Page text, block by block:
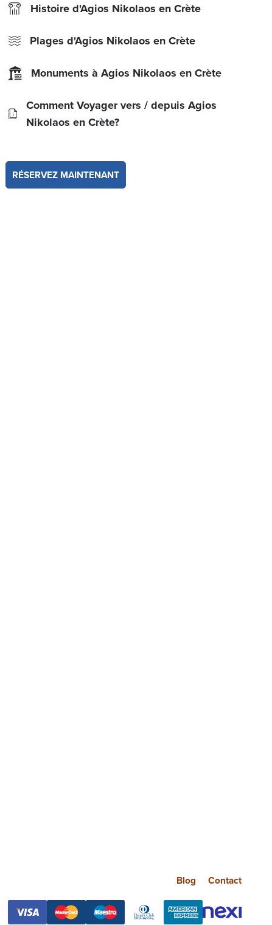
Histoire d'Agios Nikolaos en Crète
Plages d'Agios Nikolaos en Crète
Monuments à Agios Nikolaos en Crète
Comment Voyager vers / depuis Agios
Nikolaos en Crète?
RÉSERVEZ MAINTENANT
Blog Contact